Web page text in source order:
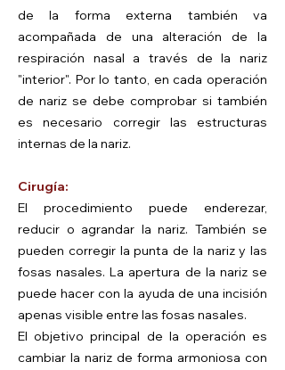
de la forma externa también va
acompañada de una alteración de la
respiración nasal a través de la nariz
"interior". Por lo tanto, en cada operación
de nariz se debe comprobar si también
es necesario corregir las estructuras
internas de la nariz.
Cirugía:
El procedimiento puede enderezar,
reducir o agrandar la nariz. También se
pueden corregir la punta de la nariz y las
fosas nasales. La apertura de la nariz se
puede hacer con la ayuda de una incisión
apenas visible entre las fosas nasales.
El objetivo principal de la operación es
cambiar la nariz de forma armoniosa con